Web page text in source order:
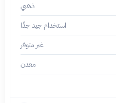
ذهبي
استخدام جيد جدًا
غير متوفر
معدن